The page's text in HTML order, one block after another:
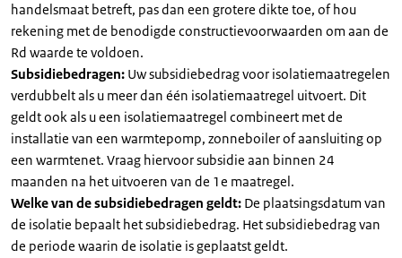
handelsmaat betreft, pas dan een grotere dikte toe, of hou
rekening met de benodigde constructievoorwaarden om aan de
Rd waarde te voldoen.
Subsidiebedragen: Uw subsidiebedrag voor isolatiemaatregelen
verdubbelt als u meer dan één isolatiemaatregel uitvoert. Dit
geldt ook als u een isolatiemaatregel combineert met de
installatie van een warmtepomp, zonneboiler of aansluiting op
een warmtenet. Vraag hiervoor subsidie aan binnen 24
maanden na het uitvoeren van de 1e maatregel.
Welke van de subsidiebedragen geldt: De plaatsingsdatum van
de isolatie bepaalt het subsidiebedrag. Het subsidiebedrag van
de periode waarin de isolatie is geplaatst geldt.